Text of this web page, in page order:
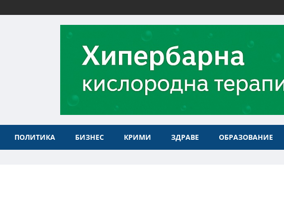
ПОЛИТИКА БИЗНЕС КРИМИ ЗДРАВЕ ОБРАЗОВАНИЕ